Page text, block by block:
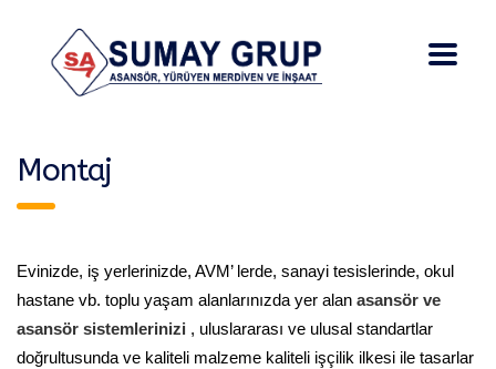
Montaj
Evinizde, iş yerlerinizde, AVM’ lerde, sanayi tesislerinde, okul
hastane vb. toplu yaşam alanlarınızda yer alan asansör ve
asansör sistemlerinizi , uluslararası ve ulusal standartlar
doğrultusunda ve kaliteli malzeme kaliteli işçilik ilkesi ile tasarlar